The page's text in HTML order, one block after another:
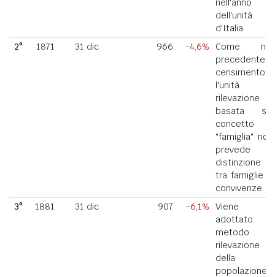
nell'anno
dell'unità
d'Italia.
2°
1871 31 dic 966 -4,6%
Come nel
precedente
censimento,
l'unità di
rilevazione
basata sul
concetto di
"famiglia" non
prevede la
distinzione
tra famiglie e
convivenze.
3°
1881 31 dic 907 -6,1%
Viene
adottato il
metodo di
rilevazione
della
popolazione